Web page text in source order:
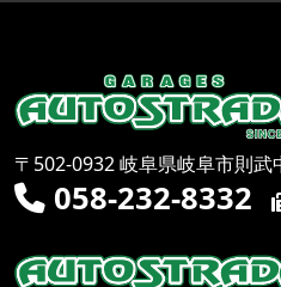
〒502-0932 岐阜県岐阜市則
058-232-8332